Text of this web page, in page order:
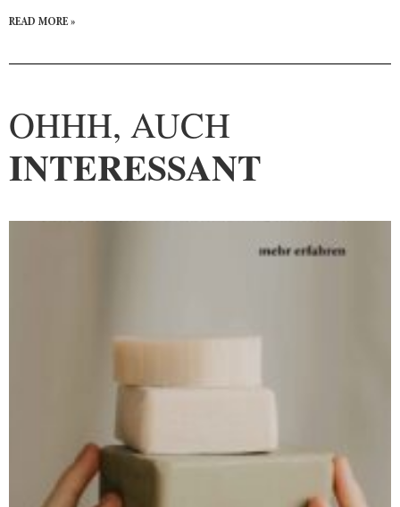
READ MORE »
OHHH, AUCH
INTERESSANT